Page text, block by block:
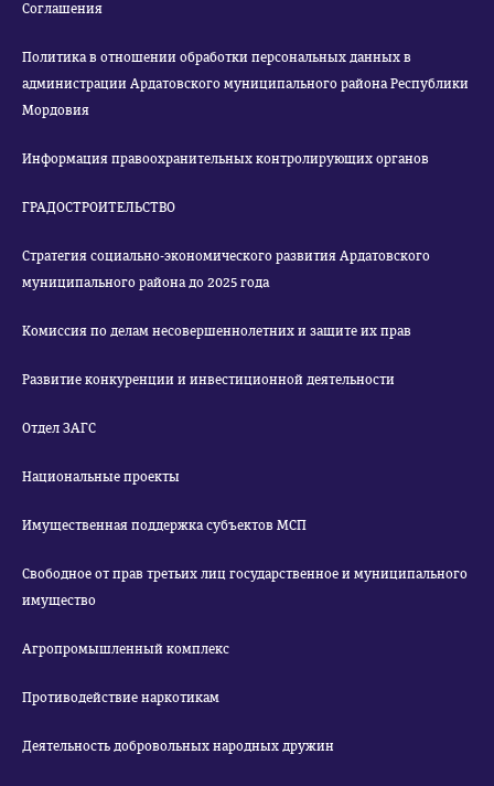
Соглашения
Политика в отношении обработки персональных данных в
администрации Ардатовского муниципального района Республики
Мордовия
Информация правоохранительных контролирующих органов
ГРАДОСТРОИТЕЛЬСТВО
Стратегия социально-экономического развития Ардатовского
муниципального района до 2025 года
Комиссия по делам несовершеннолетних и защите их прав
Развитие конкуренции и инвестиционной деятельности
Отдел ЗАГС
Национальные проекты
Имущественная поддержка субъектов МСП
Свободное от прав третьих лиц государственное и муниципального
имущество
Агропромышленный комплекс
Противодействие наркотикам
Деятельность добровольных народных дружин